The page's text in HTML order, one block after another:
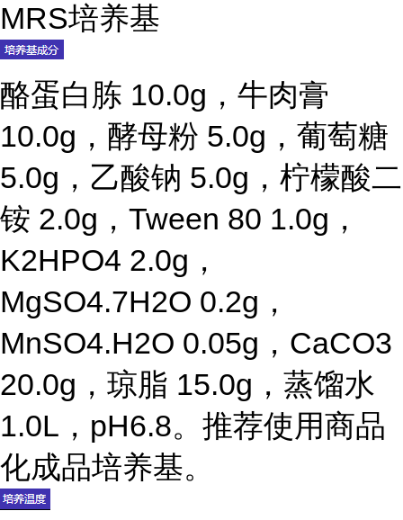
MRS培养基
酪蛋白胨 10.0g，牛肉膏
10.0g，酵母粉 5.0g，葡萄糖
5.0g，乙酸钠 5.0g，柠檬酸二
铵 2.0g，Tween 80 1.0g，
K2HPO4 2.0g，
MgSO4.7H2O 0.2g，
MnSO4.H2O 0.05g，CaCO3
20.0g，琼脂 15.0g，蒸馏水
1.0L，pH6.8。推荐使用商品
化成品培养基。